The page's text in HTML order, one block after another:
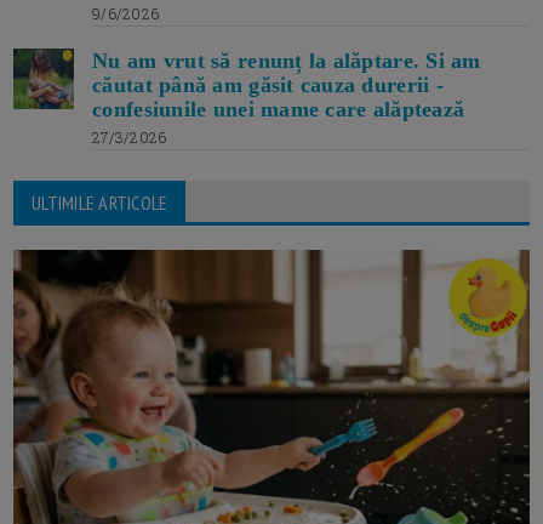
9/6/2026
Nu am vrut să renunț la alăptare. Si am
căutat până am găsit cauza durerii -
confesiunile unei mame care alăptează
27/3/2026
ULTIMILE ARTICOLE